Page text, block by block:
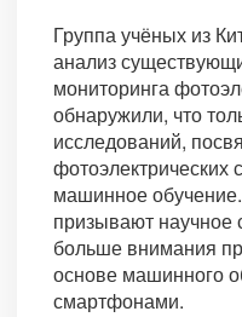
Группа учёных из
анализ
мониторинга
обнаружили, что
исследований,
фотоэлектрических
машинное
призывают научное
больше внимания
основе машинного
смартфонами.